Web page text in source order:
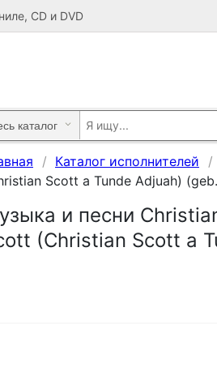
CD и DVD
Каталог исполнителей
Scott a Tunde Adjuah)
и песни
(Christian Scott a